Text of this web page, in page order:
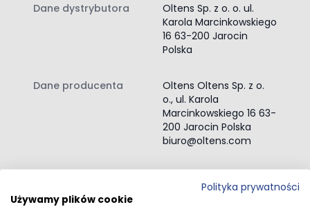
Dane dystrybutora
Oltens Sp. z o. o. ul.
Karola Marcinkowskiego
16 63-200 Jarocin
Polska
Dane producenta
Oltens Oltens Sp. z o.
o., ul. Karola
Marcinkowskiego 16 63-
200 Jarocin Polska
biuro@oltens.com
Przejdź do całego opisu
Polityka prywatności
Używamy plików cookie